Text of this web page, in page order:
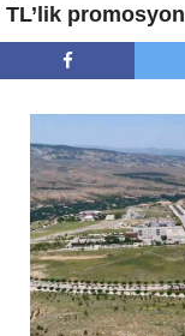
TL’lik promosyon